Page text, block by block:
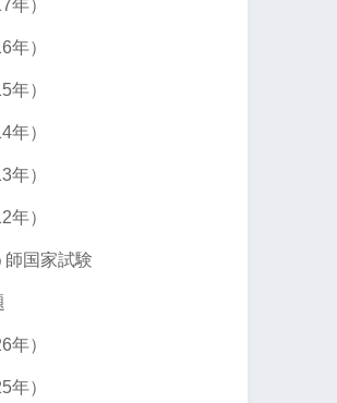
年）
年）
年）
年）
年）
年）
師国家試験
年）
年）